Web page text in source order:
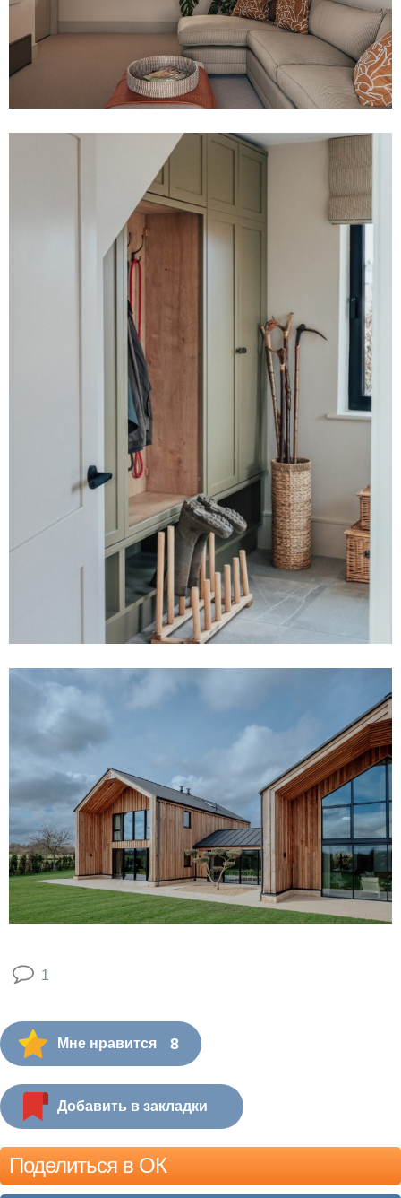
1
Мне нравится 8
Добавить в закладки
Поделиться в ОК